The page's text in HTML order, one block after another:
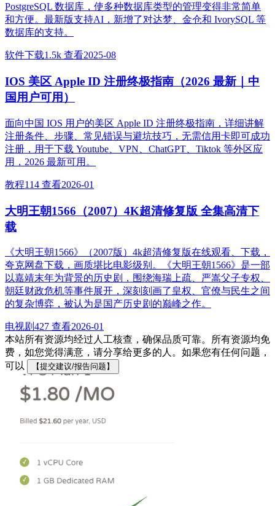
PostgreSQL 数据库，使多种数据库类型的管理变得非常简单
和方便。最新版支持AI，新增了对达梦、金仓和 IvorySQL 等
数据库的支持。
软件下载1.5k 查看2025-08
IOS 美区 Apple ID 注册终极指南（2026 最新｜中
国用户可用）
面向中国 IOS 用户的美区 Apple ID 注册终极指南，详细讲解
注册条件、步骤、常见错误与避坑技巧，无需信用卡即可成功
注册，用于下载 Youtube、VPN、ChatGPT、Tiktok 等外区应
用，2026 最新可用。
教程114 查看2026-01
大明王朝1566（2007）4K超清修复版 全集高清下
载
《大明王朝1566》（2007版）4k超清修复版在线观看、下载，
夸克网盘下载，画质堪比电影级别。《大明王朝1566》是一部
以嘉靖末年为背景的历史剧，围绕海瑞上疏、严嵩父子专权、
朝廷财政危机等事件展开，深刻刻画了皇权、官僚与民生之间
的复杂博弈，被认为是国产历史剧的巅峰之作。
电视剧427 查看2026-01
本站所有资源均经过人工核查，确保品质可靠。所有资源均免
费，如您觉得满意，请分享给更多的人。如果您有任何问题，
可以
【提交建议/报告问题】